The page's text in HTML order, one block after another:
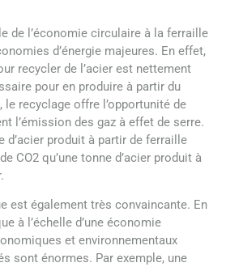
de l’économie circulaire à la ferraille
d’énergie majeures. En effet,
recycler de l’acier est nettement
pour en produire à partir du
le recyclage offre l’opportunité de
l’émission des gaz à effet de serre.
d’acier produit à partir de ferraille
CO2 qu’une tonne d’acier produit à
est également très convaincante. En
à l’échelle d’une économie
et environnementaux
sont énormes. Par exemple, une